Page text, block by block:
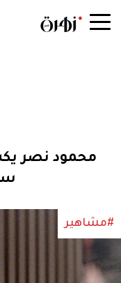
محمود نصر
#مشاهير